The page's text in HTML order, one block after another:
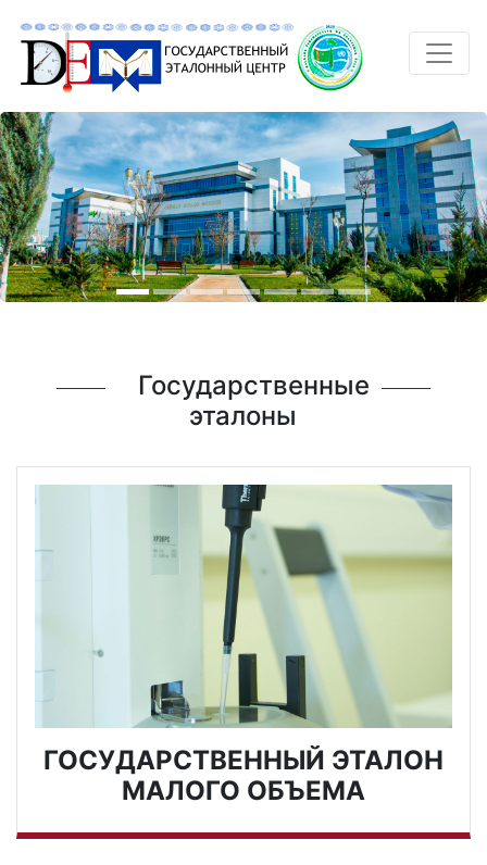
Государственные
эталоны
ГОСУДАРСТВЕННЫЙ ЭТАЛОН
МАЛОГО ОБЪЕМА